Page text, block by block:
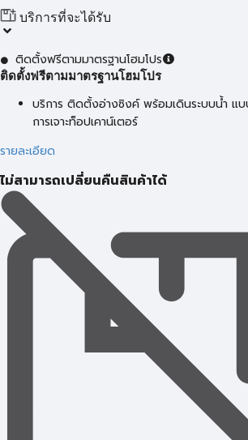
บริการที่จะได้รับ
ติดตั้งฟรีตามมาตรฐานโฮมโปร
ติดตั้งฟรีตามมาตรฐานโฮมโปร
บริการ ติดตั้งอ่างซิงค์ พร้อมเดินระบบน้ำ แ
การเจาะท็อปเคาน์เตอร์
รายละเอียด
ไม่สามารถเปลี่ยนคืนสินค้าได้